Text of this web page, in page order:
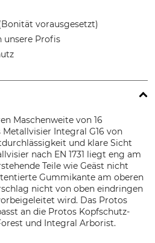
vorausgesetzt)
unsere Profis
Maschenweite von 16
Integral G16 von
und klare Sicht
nach EN 1731 liegt eng am
Teile wie Geäst nicht
Gummikante am oberen
nicht von oben eindringen
wird. Das Protos
an die Protos Kopfschutz-
und Integral Arborist.